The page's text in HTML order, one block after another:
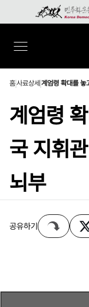
홈사료상세 계엄령 확대를 놓
계엄령
국 지휘
뇌부
공유하기